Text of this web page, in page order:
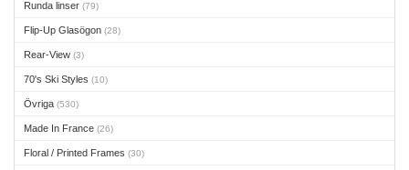
Runda linser (79)
Flip-Up Glasögon (28)
Rear-View (3)
70's Ski Styles (10)
Övriga (530)
Made In France (26)
Floral / Printed Frames (30)